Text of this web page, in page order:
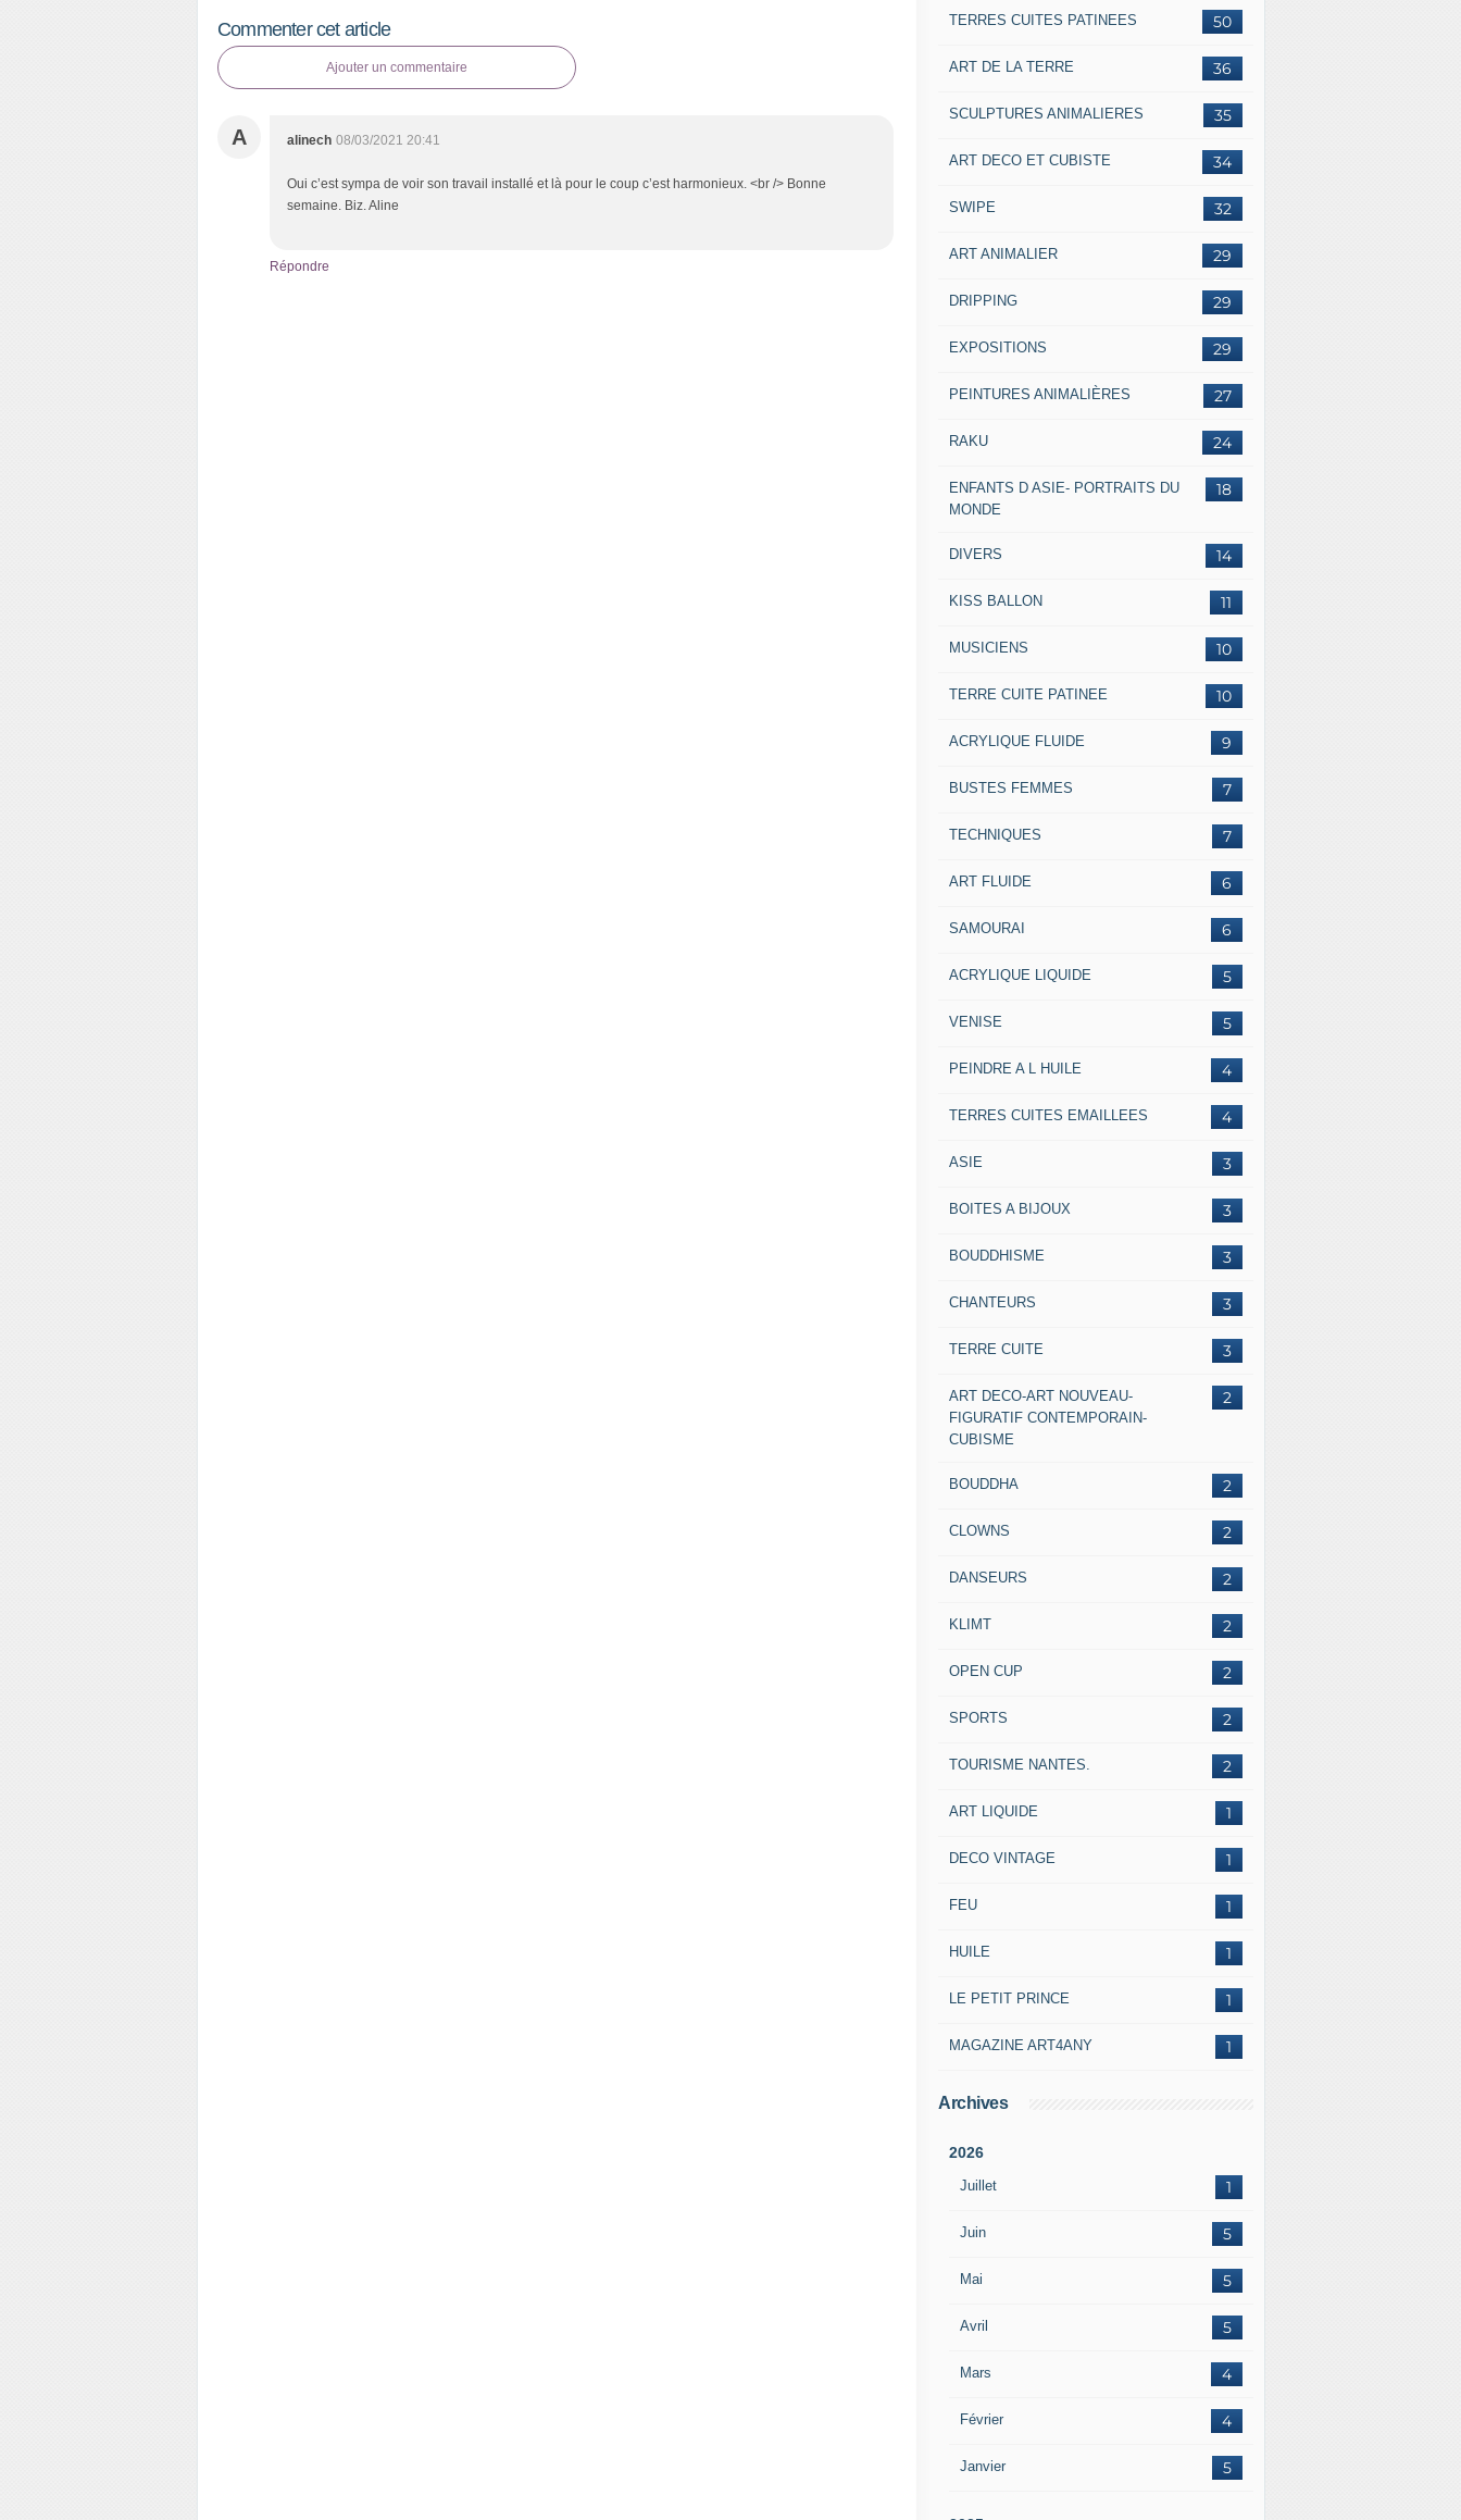
Commenter cet article
Ajouter un commentaire
A alinech 08/03/2021 20:41
Oui c’est sympa de voir son travail installé et là pour le coup c’est harmonieux. <br /> Bonne
semaine. Biz. Aline
Répondre
50
TERRES CUITES PATINEES
36
ART DE LA TERRE
35
SCULPTURES ANIMALIERES
34
ART DECO ET CUBISTE
32
SWIPE
29
ART ANIMALIER
29
DRIPPING
29
EXPOSITIONS
27
PEINTURES ANIMALIÈRES
24
RAKU
18
ENFANTS D ASIE- PORTRAITS DU
MONDE
14
DIVERS
11
KISS BALLON
10
MUSICIENS
10
TERRE CUITE PATINEE
9
ACRYLIQUE FLUIDE
7
BUSTES FEMMES
7
TECHNIQUES
6
ART FLUIDE
6
SAMOURAI
5
ACRYLIQUE LIQUIDE
5
VENISE
4
PEINDRE A L HUILE
4
TERRES CUITES EMAILLEES
3
ASIE
3
BOITES A BIJOUX
3
BOUDDHISME
3
CHANTEURS
3
TERRE CUITE
2
ART DECO-ART NOUVEAU-
FIGURATIF CONTEMPORAIN-
CUBISME
2
BOUDDHA
2
CLOWNS
2
DANSEURS
2
KLIMT
2
OPEN CUP
2
SPORTS
2
TOURISME NANTES.
1
ART LIQUIDE
1
DECO VINTAGE
1
FEU
1
HUILE
1
LE PETIT PRINCE
1
MAGAZINE ART4ANY
Archives
2026
Juillet 1
Juin 5
Mai 5
Avril 5
Mars 4
Février 4
Janvier 5